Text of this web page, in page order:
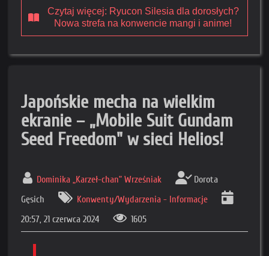
Czytaj więcej: Ryucon Silesia dla dorosłych?
Nowa strefa na konwencie mangi i anime!
Japońskie mecha na wielkim
ekranie – „Mobile Suit Gundam
Seed Freedom" w sieci Helios!
Dominika „Karzeł-chan” Wrześniak
Dorota
Gęsich
Konwenty/Wydarzenia - Informacje
20:57, 21 czerwca 2024
1605